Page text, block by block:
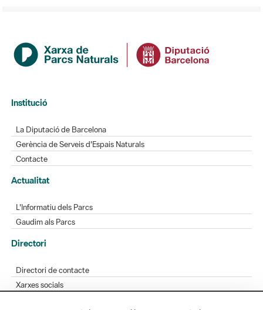
Institució
La Diputació de Barcelona
Gerència de Serveis d'Espais Naturals
Contacte
Actualitat
L'Informatiu dels Parcs
Gaudim als Parcs
Directori
Directori de contacte
Xarxes socials